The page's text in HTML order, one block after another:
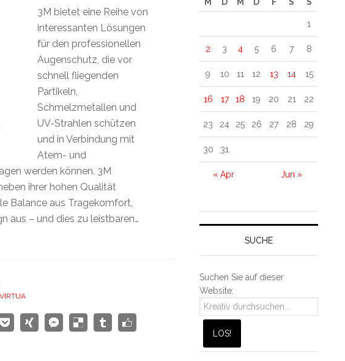
3M bietet eine Reihe von
interessanten Lösungen
für den professionellen
Augenschutz, die vor
schnell fliegenden
Partikeln,
Schmelzmetallen und
UV-Strahlen schützen
und in Verbindung mit
Atem- und
werden können. 3M
ihrer hohen Qualität
Balance aus Tragekomfort,
aus – und dies zu leistbaren…
VIRTUA
« Apr Jun »
1
2 3 4 5 6 7 8
9 10 11 12 13 14 15
16 17 18 19 20 21 22
23 24 25 26 27 28 29
30 31
SUCHE
Suchen Sie auf dieser
Website: